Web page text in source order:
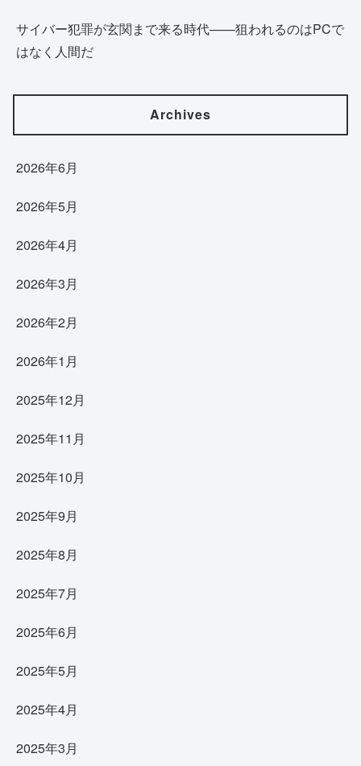
サイバー犯罪が玄関まで来る時代——狙われるのはPCで
はなく人間だ
Archives
2026年6月
2026年5月
2026年4月
2026年3月
2026年2月
2026年1月
2025年12月
2025年11月
2025年10月
2025年9月
2025年8月
2025年7月
2025年6月
2025年5月
2025年4月
2025年3月